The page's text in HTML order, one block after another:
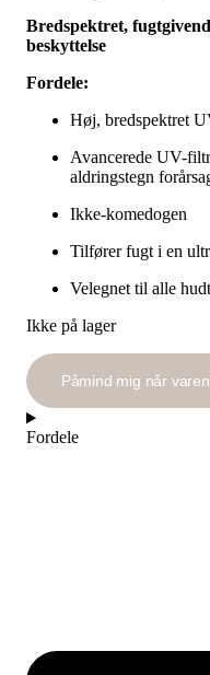
Bredspektret,
beskyttelse
Fordele:
Høj, bredspektret
Avancerede UV-
aldringstegn
Ikke-komedogen
Tilfører fugt i en
Velegnet til alle
Ikke på lager
Påmind mig når
Fordele